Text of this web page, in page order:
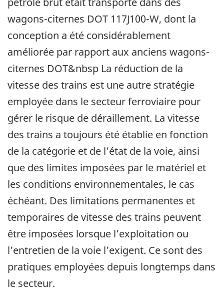
wagons-citernes DOT 117J100-W, dont la
conception a été considérablement
améliorée par rapport aux anciens wagons-
citernes DOT&nbsp La réduction de la
vitesse des trains est une autre stratégie
employée dans le secteur ferroviaire pour
gérer le risque de déraillement. La vitesse
des trains a toujours été établie en fonction
de la catégorie et de l’état de la voie, ainsi
que des limites imposées par le matériel et
les conditions environnementales, le cas
échéant. Des limitations permanentes et
temporaires de vitesse des trains peuvent
être imposées lorsque l’exploitation ou
l’entretien de la voie l’exigent. Ce sont des
pratiques employées depuis longtemps dans
le secteur.